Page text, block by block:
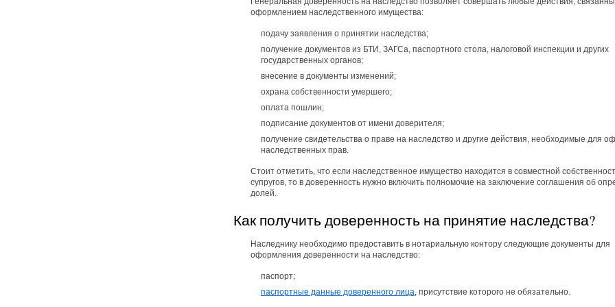
оформлением наследственного имущества:
подачу заявления о принятии наследства;
получение документов из БТИ, ЗАГСа, паспортного стола, налоговой инспекции и других
государственных органов;
внесение в документы изменений;
охрана собственности умершего;
оплата пошлин;
подписание документов от имени доверителя;
получение свидетельства о праве на наследство и другие действия, необходимые для
наследственных прав.
Стоит отметить, что если наследственное имущество находится в совместной
супругов, то в доверенность нужно включить полномочие на заключение соглашения об
долей.
Как получить доверенность на принятие наследства?
Наследнику необходимо предоставить в нотариальную контору следующие документы для
оформления доверенности на наследство:
паспорт;
паспортные данные доверенного лица, присутствие которого не обязательно.